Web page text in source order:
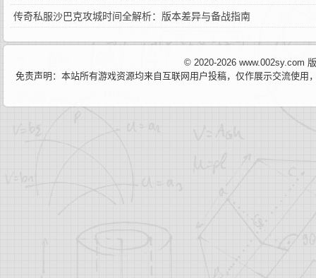
传奇私服沙巴克攻城时间全解析：版本差异与备战指南
© 2020-2026 www.002sy.com
免责声明：本站所有游戏资源均来自互联网用户投稿，仅作展示交流使